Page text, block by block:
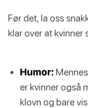
Før det, la oss
klar over at kvinner
Humor:
er kvinner også
klovn og bare